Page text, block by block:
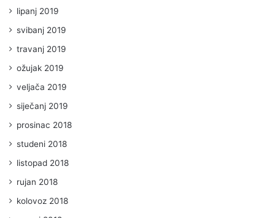
lipanj 2019
svibanj 2019
travanj 2019
ožujak 2019
veljača 2019
siječanj 2019
prosinac 2018
studeni 2018
listopad 2018
rujan 2018
kolovoz 2018